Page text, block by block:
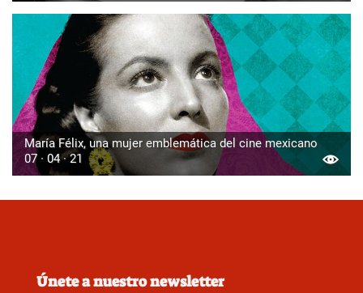
María Félix, una mujer emblemática del cine mexicano
07 · 04 · 21
Únete a nuestro newsletter